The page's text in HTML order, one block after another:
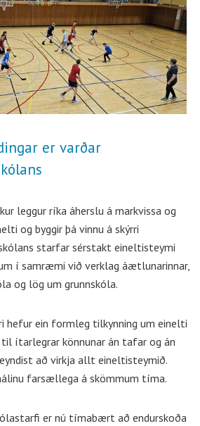
er varðar
leggur ríka áherslu á markvissa og
og byggir þá vinnu á skýrri
starfar sérstakt eineltisteymi
í samræmi við verklag áætlunarinnar,
og lög um grunnskóla.
hefur ein formleg tilkynning um einelti
ítarlegrar könnunar án tafar og án
að virkja allt eineltisteymið.
farsællega á skömmum tíma.
er nú tímabært að endurskoða